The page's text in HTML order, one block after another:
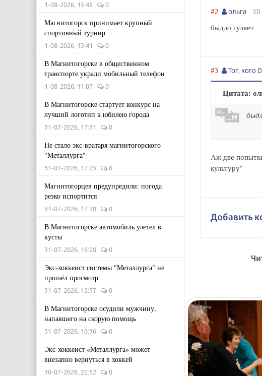
1-08-2026, 15:45 0
Магнитогорск принимает крупный
спортивный турнир
1-08-2026, 13:41 0
В Магнитогорске в общественном
транспорте украли мобильный телефон
1-08-2026, 11:07 0
В Магнитогорске стартует конкурс на
лучший логотип к юбилею города
31-07-2026, 17:31 0
Не стало экс-вратаря магнитогорского
"Металлурга"
31-07-2026, 17:25 0
Магнитогорцев предупредили: погода
резко испортится
31-07-2026, 17:20 0
В Магнитогорске автомобиль улетел в
кусты
31-07-2026, 16:28 0
Экс-хоккеист системы "Металлурга" не
прошёл просмотр
31-07-2026, 12:57 0
В Магнитогорске осудили мужчину,
напавшего на скорую помощь
31-07-2026, 10:36 0
Экс-хоккеист «Металлурга» может
внезапно вернуться в хоккей
30-07-2026, 22:52 0
#2 ольга 30
быдло гуляет
#3 Тот, кого
Цитата:
Аж две
культуру"
Добавить